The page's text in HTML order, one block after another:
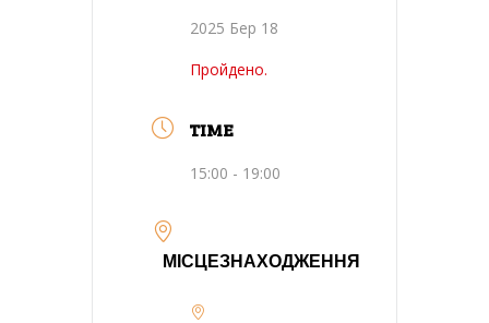
2025 Бер 18
Пройдено.
TIME
15:00 - 19:00
МІСЦЕЗНАХОДЖЕННЯ